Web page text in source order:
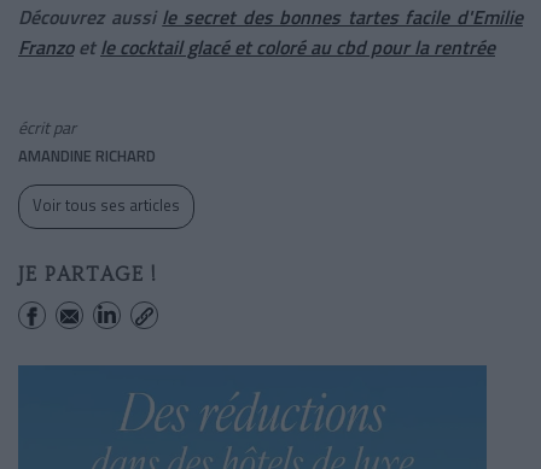
Découvrez aussi le secret des bonnes tartes facile d'Emilie
Franzoetle cocktail glacé et coloré au cbd pour la rentrée
écrit par
AMANDINE RICHARD
Voir tous ses articles
JE PARTAGE !